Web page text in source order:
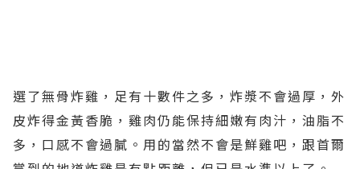
選了無骨炸雞，足有十數件之多，炸漿不會過厚，外
皮炸得金黃香脆，雞肉仍能保持細嫩有肉汁，油脂不
多，口感不會過膩。用的當然不會是鮮雞吧，跟首爾